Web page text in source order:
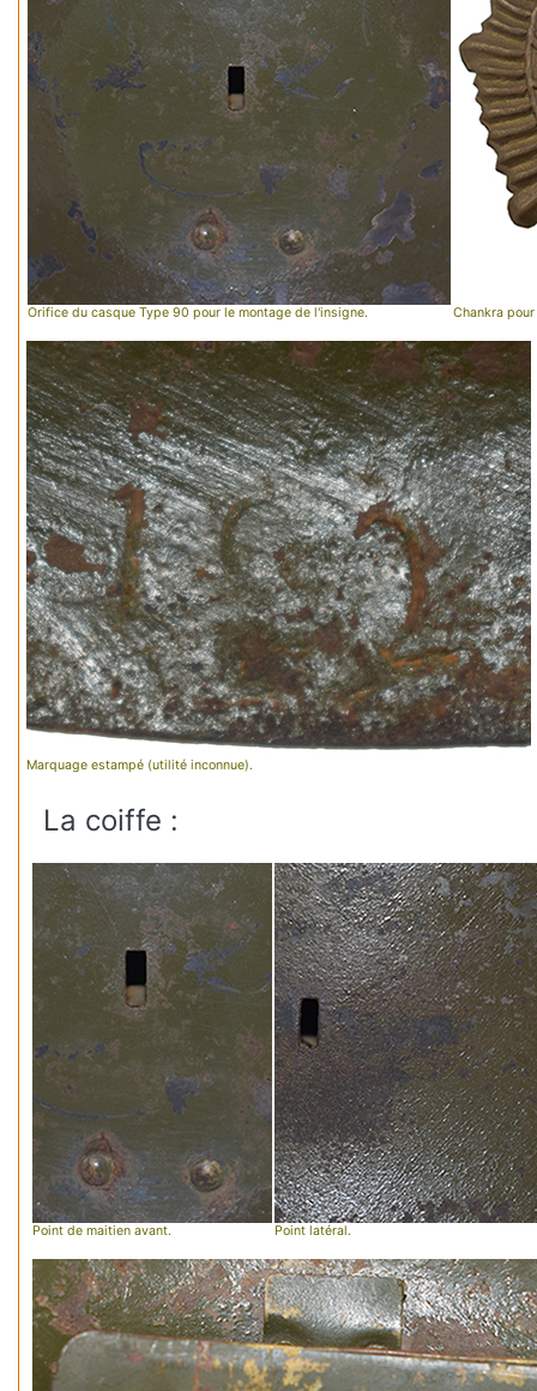
Orifice du casque Type 90 pour le montage de l'insigne. Chankra
Marquage estampé (utilité inconnue).
La coiffe :
Point de maitien avant. Point latéral.